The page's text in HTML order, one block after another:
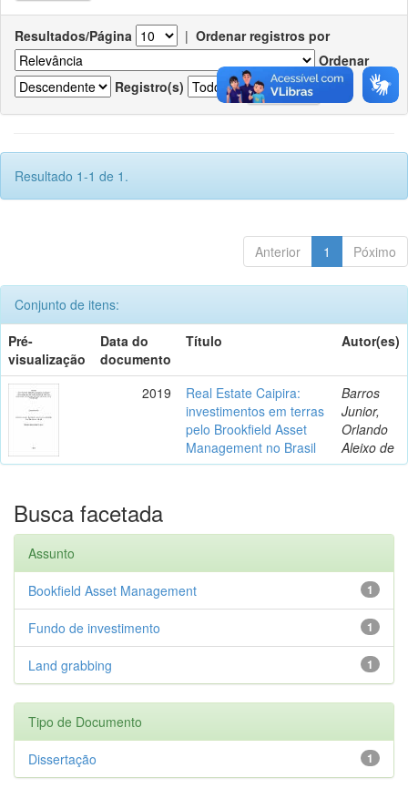
Resultados/Página | Ordenar registros por
Ordenar
Registro(s)
Resultado 1-1 de 1.
Anterior 1 Póximo
Conjunto de itens:
Pré-
visualização
Data do
documento
Título Autor(es)
2019
Real Estate Caipira:
investimentos em terras
pelo Brookfield Asset
Management no Brasil
Barros
Junior,
Orlando
Aleixo de
Busca facetada
Assunto
1
Bookfield Asset Management
1
Fundo de investimento
1
Land grabbing
Tipo de Documento
1
Dissertação